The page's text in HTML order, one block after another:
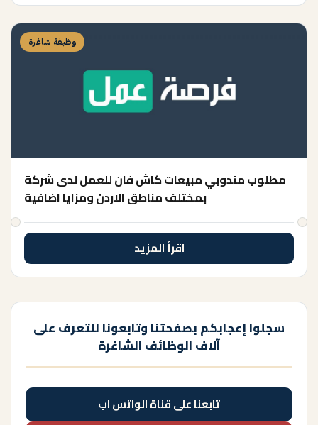
وظيفة شاغرة
مطلوب مندوبي مبيعات كاش فان للعمل لدى شركة
بمختلف مناطق الاردن ومزايا اضافية
اقرأ المزيد
سجلوا إعجابكم بصفحتنا وتابعونا للتعرف على
آلاف الوظائف الشاغرة
تابعنا على قناة الواتس اب